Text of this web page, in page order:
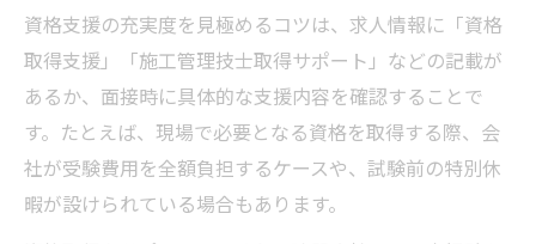
資格支援の充実度を見極めるコツは、求人情報に「資格
取得支援」「施工管理技士取得サポート」などの記載が
あるか、面接時に具体的な支援内容を確認することで
す。たとえば、現場で必要となる資格を取得する際、会
社が受験費用を全額負担するケースや、試験前の特別休
暇が設けられている場合もあります。